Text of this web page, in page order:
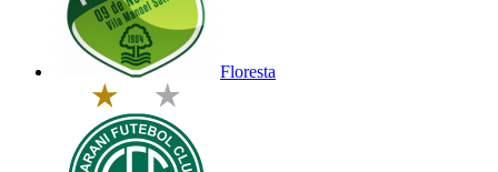
Floresta